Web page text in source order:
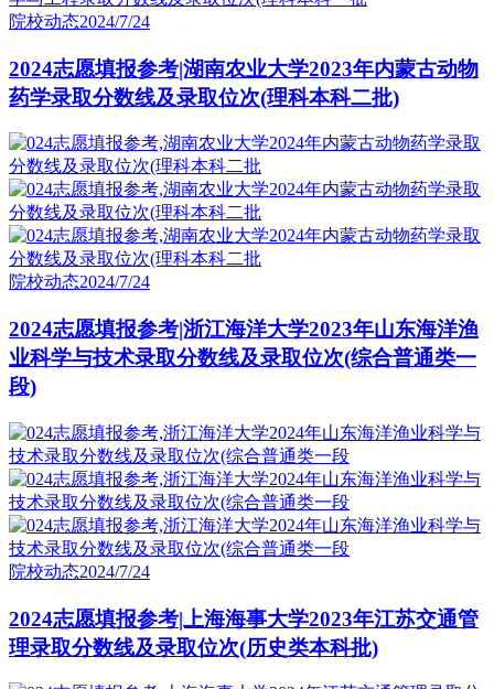
院校动态2024/7/24
2024志愿填报参考|湖南农业大学2023年内蒙古动物
药学录取分数线及录取位次(理科本科二批)
院校动态2024/7/24
2024志愿填报参考|浙江海洋大学2023年山东海洋渔
业科学与技术录取分数线及录取位次(综合普通类一
段)
院校动态2024/7/24
2024志愿填报参考|上海海事大学2023年江苏交通管
理录取分数线及录取位次(历史类本科批)